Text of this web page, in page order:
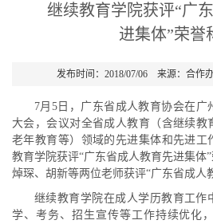
继续教育学院获评“广
进集体”荣誉
发布时间：2018/07/06 来源：合作
7月5日，广东省成人教育协会在广
大会，会议对全省成人教育（含继续教
老年教育等）领域的先进集体和先进工
教育学院获评“广东省成人教育先进集体
焯琛、胡新等两位老师获评“广东省成人
继续教育学院在成人学历教育工作
学、考务、招生宣传等工作持续优化